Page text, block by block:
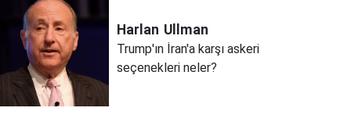
Harlan Ullman
Trump'ın İran'a karşı askeri
seçenekleri neler?